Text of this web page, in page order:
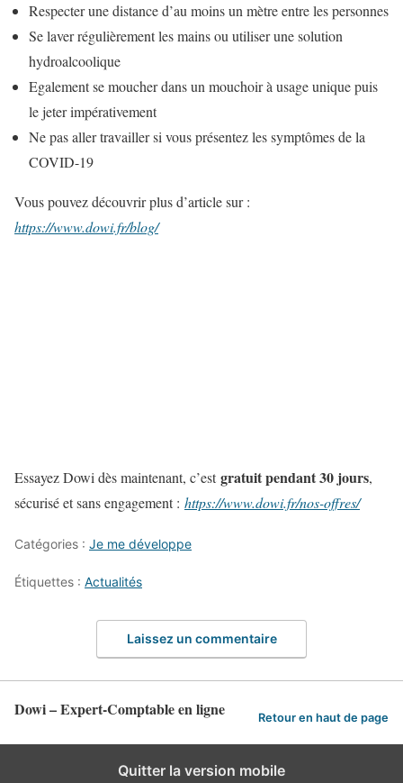
Respecter une distance d’au moins un mètre entre les personnes
Se laver régulièrement les mains ou utiliser une solution
hydroalcoolique
Egalement se moucher dans un mouchoir à usage unique puis
le jeter impérativement
Ne pas aller travailler si vous présentez les symptômes de la
COVID-19
Vous pouvez découvrir plus d’article sur :
https://www.dowi.fr/blog/
Essayez Dowi dès maintenant, c’estgratuit pendant 30 jours,
sécurisé et sans engagement : https://www.dowi.fr/nos-offres/
Catégories : Je me développe
Étiquettes : Actualités
Laissez un commentaire
Dowi – Expert-Comptable en ligne Retour en haut de page
Quitter la version mobile